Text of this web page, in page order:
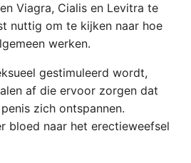
Viagra, Cialis en Levitra te
nuttig om te kijken naar hoe
werken.
gestimuleerd wordt,
af die ervoor zorgen dat
zich ontspannen.
bloed naar het erectieweefsel